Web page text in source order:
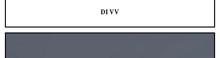
DI VV